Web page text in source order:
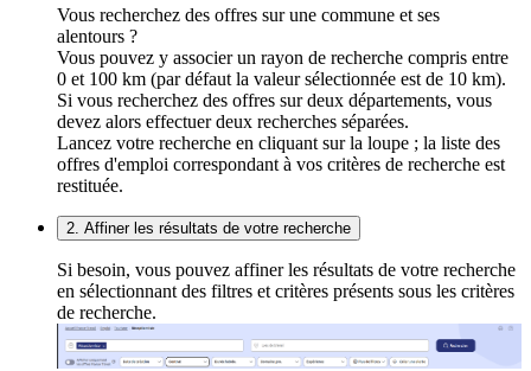
Vous recherchez des offres sur une commune et ses
alentours ?
Vous pouvez y associer un rayon de recherche compris entre
0 et 100 km (par défaut la valeur sélectionnée est de 10 km).
Si vous recherchez des offres sur deux départements, vous
devez alors effectuer deux recherches séparées.
Lancez votre recherche en cliquant sur la loupe ; la liste des
offres d'emploi correspondant à vos critères de recherche est
restituée.
2. Affiner les résultats de votre recherche
Si besoin, vous pouvez affiner les résultats de votre recherche
en sélectionnant des filtres et critères présents sous les critères
de recherche.